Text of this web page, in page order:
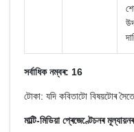
সৰ্বাধিক নম্বৰ: 16
টোকা: যদি কবিতাটো বিষয়টোৰ
মাল্টি-মিডিয়া প্ৰেজেণ্টেচনৰ